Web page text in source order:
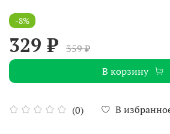
(0) В
-8%
329 ₽
359 ₽
В корзину